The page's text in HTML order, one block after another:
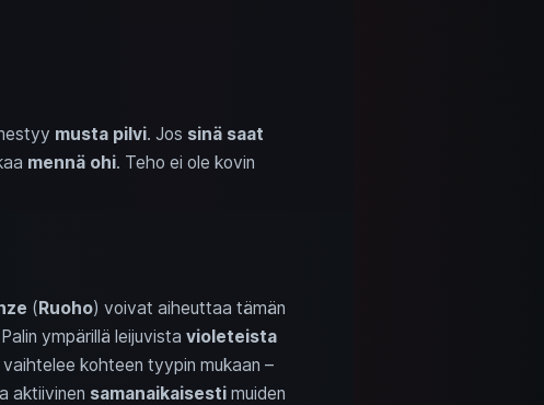
musta pilvi. Jos sinä saat
mennä ohi. Teho ei ole kovin
(Ruoho) voivat aiheuttaa tämän
ympärillä leijuvista violeteista
vaihtelee kohteen tyypin mukaan –
aktiivinen samanaikaisestimuiden